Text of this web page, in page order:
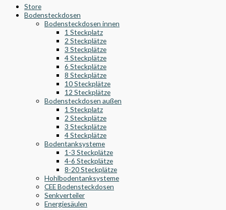
Store
Bodensteckdosen
Bodensteckdosen innen
1 Steckplatz
2 Steckplätze
3 Steckplätze
4 Steckplätze
6 Steckplätze
8 Steckplätze
10 Steckplätze
12 Steckplätze
Bodensteckdosen außen
1 Steckplatz
2 Steckplätze
3 Steckplätze
4 Steckplätze
Bodentanksysteme
1-3 Steckplätze
4-6 Steckplätze
8-20 Steckplätze
Hohlbodentanksysteme
CEE Bodensteckdosen
Senkverteiler
Energiesäulen